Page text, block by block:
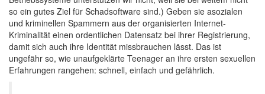
so ein gutes Ziel für Schadsoftware sind.) Geben sie asozialen
und kriminellen Spammern aus der organisierten Internet-
Kriminalität einen ordentlichen Datensatz bei ihrer Registrierung,
damit sich auch ihre Identität missbrauchen lässt. Das ist
ungefähr so, wie unaufgeklärte Teenager an ihre ersten sexuellen
Erfahrungen rangehen: schnell, einfach und gefährlich.